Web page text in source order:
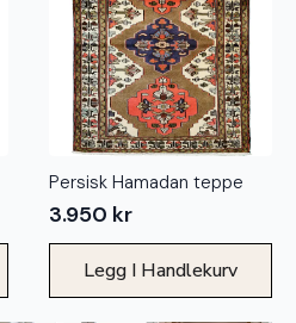
Persisk Hamadan teppe
3.950 kr
Legg I Handlekurv